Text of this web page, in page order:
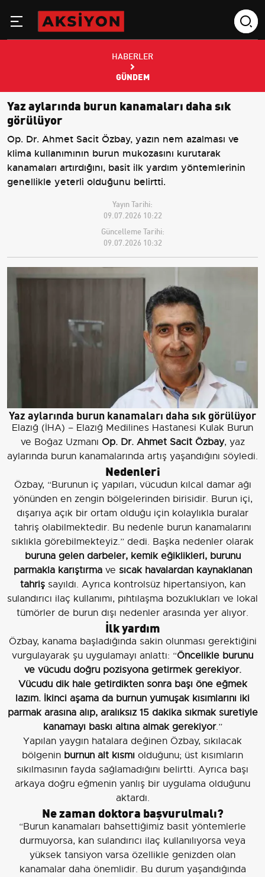
HABERLER
GÜNDEM
Yaz aylarında burun kanamaları daha sık
görülüyor
Op. Dr. Ahmet Sacit Özbay, yazın nem azalması ve
klima kullanımının burun mukozasını kurutarak
kanamaları artırdığını, basit ilk yardım yöntemlerinin
genellikle yeterli olduğunu belirtti.
Yayın Tarihi:
09.07.2026 10:22
Güncelleme Tarihi:
09.07.2026 10:32
Yaz aylarında burun kanamaları daha sık görülüyor
Elazığ (İHA) – Elazığ Medilines Hastanesi Kulak Burun
ve Boğaz Uzmanı Op. Dr. Ahmet Sacit Özbay, yaz
aylarında burun kanamalarında artış yaşandığını söyledi.
Nedenleri
Özbay, “Burunun iç yapıları, vücudun kılcal damar ağı
yönünden en zengin bölgelerinden birisidir. Burun içi,
dışarıya açık bir ortam olduğu için kolaylıkla buralar
tahriş olabilmektedir. Bu nedenle burun kanamalarını
sıklıkla görebilmekteyiz.” dedi. Başka nedenler olarak
buruna gelen darbeler, kemik eğiklikleri, burunu
parmakla karıştırmave sıcak havalardan kaynaklanan
tahrişsayıldı. Ayrıca kontrolsüz hipertansiyon, kan
sulandırıcı ilaç kullanımı, pıhtılaşma bozuklukları ve lokal
tümörler de burun dışı nedenler arasında yer alıyor.
İlk yardım
Özbay, kanama başladığında sakin olunması gerektiğini
vurgulayarak şu uygulamayı anlattı: “Öncelikle burunu
ve vücudu doğru pozisyona getirmek gerekiyor.
Vücudu dik hale getirdikten sonra başı öne eğmek
lazım. İkinci aşama da burnun yumuşak kısımlarını iki
parmak arasına alıp, aralıksız 15 dakikasıkmak suretiyle
kanamayı baskı altına almak gerekiyor.”
Yapılan yaygın hatalara değinen Özbay, sıkılacak
bölgenin burnun alt kısmı olduğunu; üst kısımların
sıkılmasının fayda sağlamadığını belirtti. Ayrıca başı
arkaya doğru eğmenin yanlış bir uygulama olduğunu
aktardı.
Ne zaman doktora başvurulmalı?
“Burun kanamaları bahsettiğimiz basit yöntemlerle
durmuyorsa, kan sulandırıcı ilaç kullanılıyorsa veya
yüksek tansiyon varsa özellikle genizden olan
kanamalar daha önemlidir. Bu durum yaşandığında